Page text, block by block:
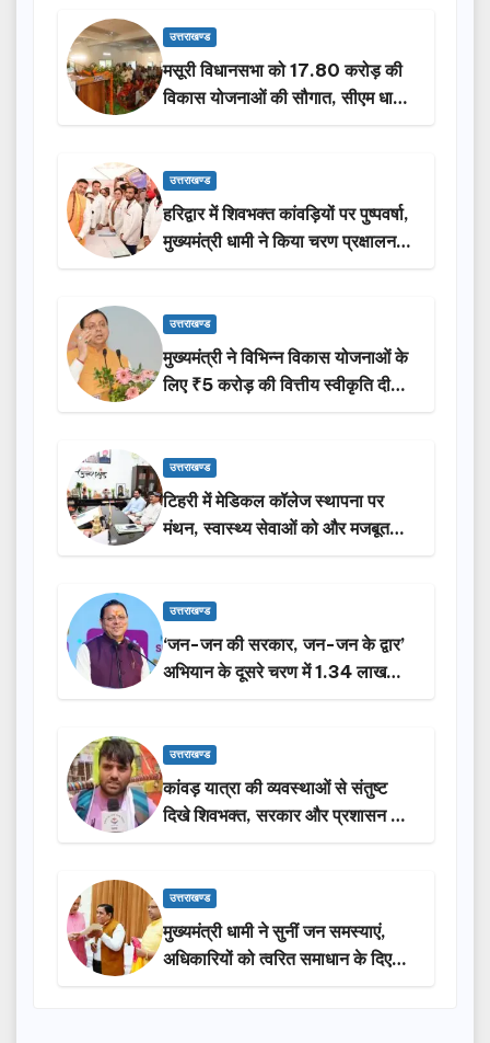
उत्तराखण्ड
मसूरी विधानसभा को 17.80 करोड़ की
विकास योजनाओं की सौगात, सीएम धामी
ने किया लोकार्पण-शिलान्यास.
उत्तराखण्ड
हरिद्वार में शिवभक्त कांवड़ियों पर पुष्पवर्षा,
मुख्यमंत्री धामी ने किया चरण प्रक्षालन…
उत्तराखण्ड
मुख्यमंत्री ने विभिन्न विकास योजनाओं के
लिए ₹5 करोड़ की वित्तीय स्वीकृति दी…
उत्तराखण्ड
टिहरी में मेडिकल कॉलेज स्थापना पर
मंथन, स्वास्थ्य सेवाओं को और मजबूत
करेगी सरकार: मुख्यमंत्री धामी…
उत्तराखण्ड
‘जन-जन की सरकार, जन-जन के द्वार’
अभियान के दूसरे चरण में 1.34 लाख
लोगों की भागीदारी…
उत्तराखण्ड
कांवड़ यात्रा की व्यवस्थाओं से संतुष्ट
दिखे शिवभक्त, सरकार और प्रशासन की
सराहना…
उत्तराखण्ड
मुख्यमंत्री धामी ने सुनीं जन समस्याएं,
अधिकारियों को त्वरित समाधान के दिए
निर्देश